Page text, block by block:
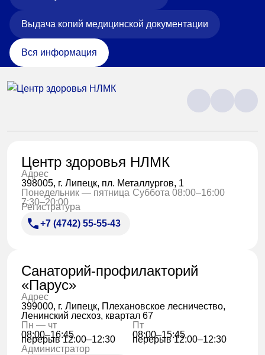
Выдача копий медицинской документации
Вся информация
Центр здоровья НЛМК
Адрес
398005, г. Липецк, пл. Металлургов, 1
Понедельник — пятница
7:30–20:00
Суббота 08:00–16:00
Регистратура
+7 (4742) 55-55-43
Санаторий-профилакторий
«Парус»
Адрес
399000, г. Липецк, Плехановское лесничество,
Ленинский лесхоз, квартал 67
Пн — чт
08:00–16:45
перерыв 12:00–12:30
Пт
08:00–15:45
перерыв 12:00–12:30
Администратор